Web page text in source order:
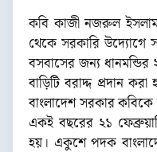
কবি কাজী নজরুল
থেকে সরকারি উদ্যোগে
বসবাসের জন্য
বাড়িটি বরাদ্দ প্রদান
বাংলাদেশ সরকার কবিকে
একই বছরের ২১
হয়। একুশে পদক